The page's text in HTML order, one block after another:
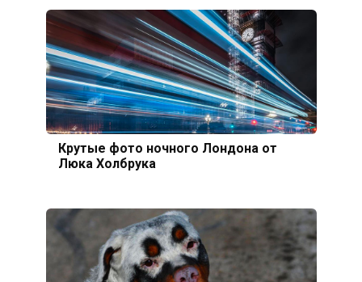
Крутые фото ночного Лондона от
Люка Холбрука